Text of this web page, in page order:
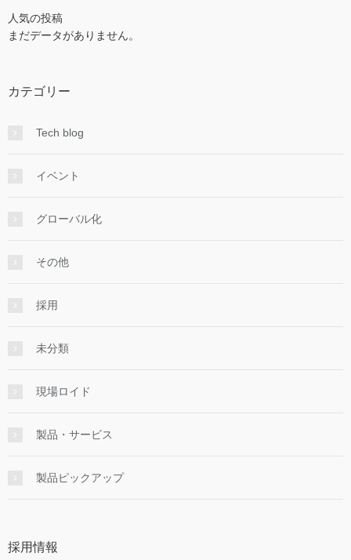
人気の投稿
まだデータがありません。
カテゴリー
Tech blog
イベント
グローバル化
その他
採用
未分類
現場ロイド
製品・サービス
製品ピックアップ
採用情報